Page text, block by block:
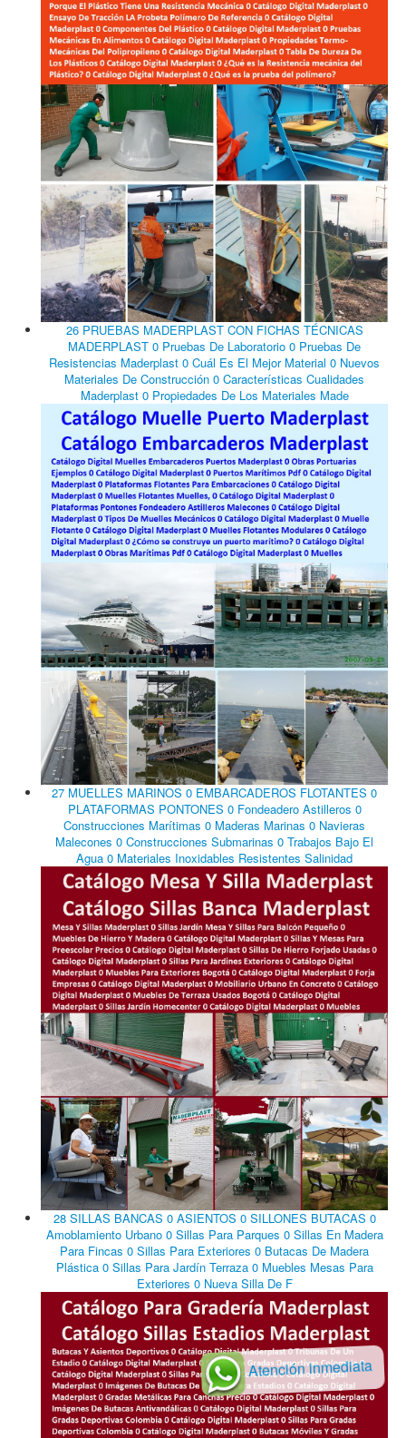
26 PRUEBAS MADERPLAST CON FICHAS TÉCNICAS
MADERPLAST 0 Pruebas De Laboratorio 0 Pruebas De
Resistencias Maderplast 0 Cuál Es El Mejor Material 0 Nuevos
Materiales De Construcción 0 Características Cualidades
Maderplast 0 Propiedades De Los Materiales Made
27 MUELLES MARINOS 0 EMBARCADEROS FLOTANTES 0
PLATAFORMAS PONTONES 0 Fondeadero Astilleros 0
Construcciones Marítimas 0 Maderas Marinas 0 Navieras
Malecones 0 Construcciones Submarinas 0 Trabajos Bajo El
Agua 0 Materiales Inoxidables Resistentes Salinidad
28 SILLAS BANCAS 0 ASIENTOS 0 SILLONES BUTACAS 0
Amoblamiento Urbano 0 Sillas Para Parques 0 Sillas En Madera
Para Fincas 0 Sillas Para Exteriores 0 Butacas De Madera
Plástica 0 Sillas Para Jardín Terraza 0 Muebles Mesas Para
Exteriores 0 Nueva Silla De F
Atención inmediata